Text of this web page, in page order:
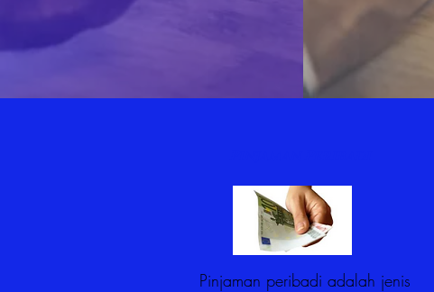
Pinjaman peribadi adalah jenis